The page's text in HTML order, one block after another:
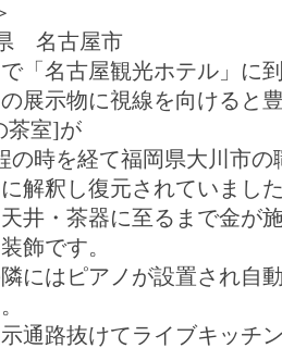
名古屋市
「名古屋観光ホテル」に
展示物に視線を向けると
茶室]が
の時を経て福岡県大川市の
解釈し復元されていまし
井・茶器に至るまで金が
飾です。
にはピアノが設置され自
通路抜けてライブキッチ